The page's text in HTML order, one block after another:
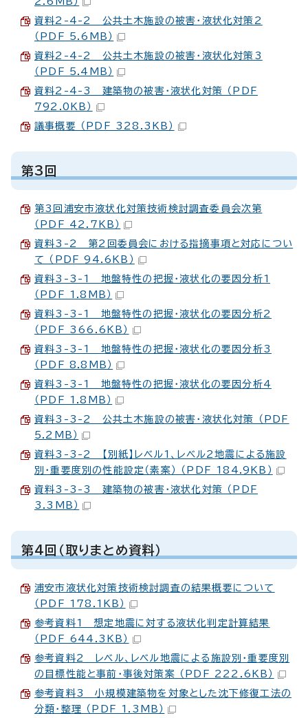
資料2-4-2 公共土木施設の被害・液状化対策2
（PDF 5.6MB）
資料2-4-2 公共土木施設の被害・液状化対策3
（PDF 5.4MB）
資料2-4-3 建築物の被害・液状化対策 （PDF
792.0KB）
議事概要 （PDF 328.3KB）
第3回
第3回浦安市液状化対策技術検討調査委員会次第
（PDF 42.7KB）
資料3-2 第2回委員会における指摘事項と対応につい
て （PDF 94.6KB）
資料3-3-1 地盤特性の把握・液状化の要因分析1
（PDF 1.8MB）
資料3-3-1 地盤特性の把握・液状化の要因分析2
（PDF 366.6KB）
資料3-3-1 地盤特性の把握・液状化の要因分析3
（PDF 8.8MB）
資料3-3-1 地盤特性の把握・液状化の要因分析4
（PDF 1.8MB）
資料3-3-2 公共土木施設の被害・液状化対策 （PDF
5.2MB）
資料3-3-2 【別紙】レベル1、レベル2地震による施設
別・重要度別の性能設定（素案） （PDF 184.9KB）
資料3-3-3 建築物の被害・液状化対策 （PDF
3.3MB）
第4回（取りまとめ資料）
浦安市液状化対策技術検討調査の結果概要について
（PDF 178.1KB）
参考資料1 想定地震に対する液状化判定計算結果
（PDF 644.3KB）
参考資料2 レベル、レベル地震による施設別・重要度別
の目標性能と事前・事後対策案 （PDF 222.6KB）
参考資料3 小規模建築物を対象とした沈下修復工法の
分類・整理 （PDF 1.3MB）